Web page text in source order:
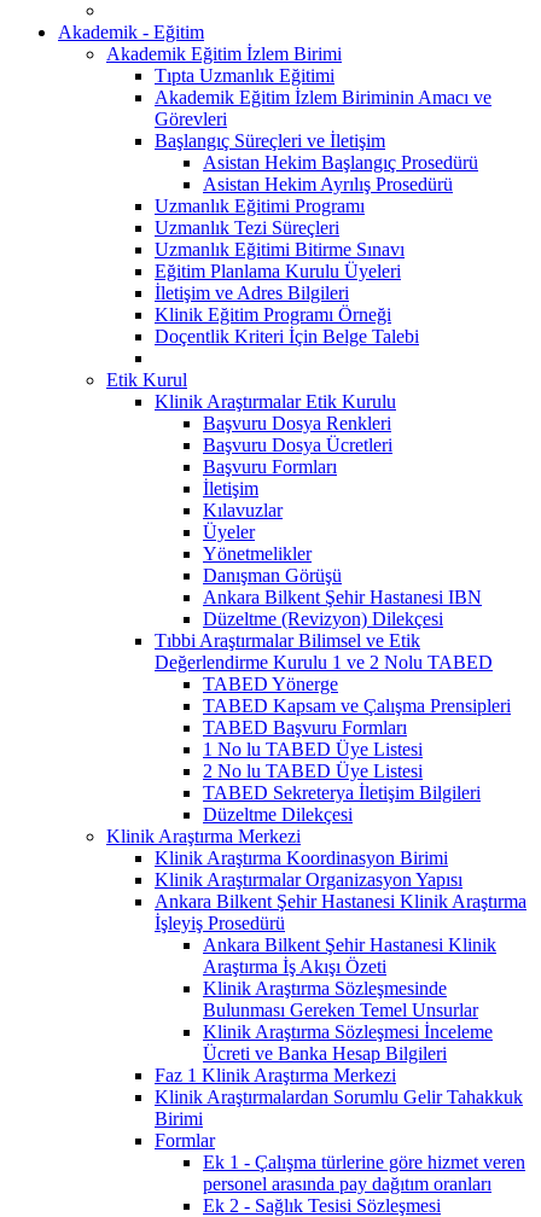
Akademik - Eğitim
Akademik Eğitim İzlem Birimi
Tıpta Uzmanlık Eğitimi
Akademik Eğitim İzlem Biriminin Amacı ve
Görevleri
Başlangıç Süreçleri ve İletişim
Asistan Hekim Başlangıç Prosedürü
Asistan Hekim Ayrılış Prosedürü
Uzmanlık Eğitimi Programı
Uzmanlık Tezi Süreçleri
Uzmanlık Eğitimi Bitirme Sınavı
Eğitim Planlama Kurulu Üyeleri
İletişim ve Adres Bilgileri
Klinik Eğitim Programı Örneği
Doçentlik Kriteri İçin Belge Talebi
Etik Kurul
Klinik Araştırmalar Etik Kurulu
Başvuru Dosya Renkleri
Başvuru Dosya Ücretleri
Başvuru Formları
İletişim
Kılavuzlar
Üyeler
Yönetmelikler
Danışman Görüşü
Ankara Bilkent Şehir Hastanesi IBN
Düzeltme (Revizyon) Dilekçesi
Tıbbi Araştırmalar Bilimsel ve Etik
Değerlendirme Kurulu 1 ve 2 Nolu TABED
TABED Yönerge
TABED Kapsam ve Çalışma Prensipleri
TABED Başvuru Formları
1 No lu TABED Üye Listesi
2 No lu TABED Üye Listesi
TABED Sekreterya İletişim Bilgileri
Düzeltme Dilekçesi
Klinik Araştırma Merkezi
Klinik Araştırma Koordinasyon Birimi
Klinik Araştırmalar Organizasyon Yapısı
Ankara Bilkent Şehir Hastanesi Klinik Araştırma
İşleyiş Prosedürü
Ankara Bilkent Şehir Hastanesi Klinik
Araştırma İş Akışı Özeti
Klinik Araştırma Sözleşmesinde
Bulunması Gereken Temel Unsurlar
Klinik Araştırma Sözleşmesi İnceleme
Ücreti ve Banka Hesap Bilgileri
Faz 1 Klinik Araştırma Merkezi
Klinik Araştırmalardan Sorumlu Gelir Tahakkuk
Birimi
Formlar
Ek 1 - Çalışma türlerine göre hizmet veren
personel arasında pay dağıtım oranları
Ek 2 - Sağlık Tesisi Sözleşmesi